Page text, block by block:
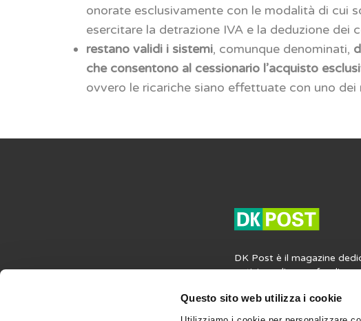
Questo sito web utilizza i cookie
onorate esclusivamente con le modalità di cui
esercitare la detrazione IVA e la deduzione dei
restano validi i sistemi, comunque denominati,
che consentono al cessionario l’acquisto
ovvero le ricariche siano effettuate con uno
DK Post è il magazine
notizie, agli
societaria e del lavoro. Ma